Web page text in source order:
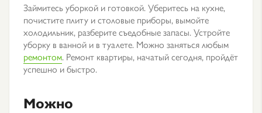
Займитесь уборкой и готовкой. Уберитесь на кухне,
почистите плиту и столовые приборы, вымойте
холодильник, разберите съедобные запасы. Устройте
уборку в ванной и в туалете. Можно заняться любым
ремонтом. Ремонт квартиры, начатый сегодня, пройдёт
успешно и быстро.
Можно